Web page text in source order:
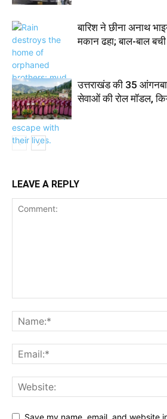
बारिश ने छीना अनाथ
मकान ढहा; बाल-बाल
उत्तराखंड की 35
सेवाओं की रोल मॉडल,
LEAVE A REPLY
Save my name, email, and website